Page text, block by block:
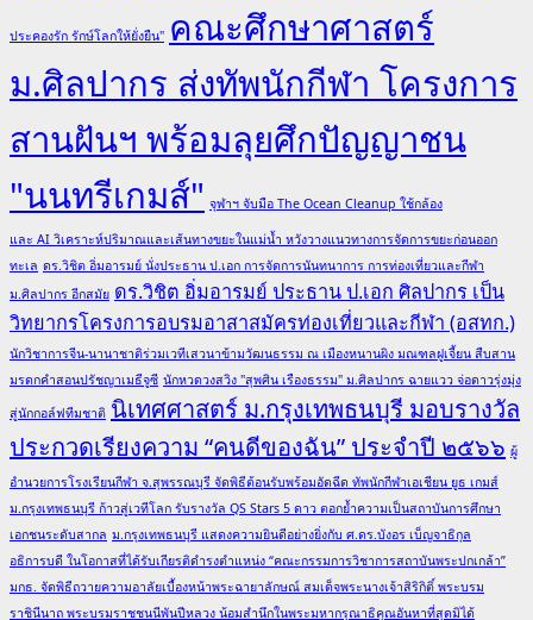
ประคองรัก รักษ์โลกให้ยั่งยืน" คณะศึกษาศาสตร์
ม.ศิลปากร ส่งทัพนักกีฬา โครงการ
สานฝันฯ พร้อมลุยศึกปัญญาชน
"นนทรีเกมส์" จุฬาฯ จับมือ The Ocean Cleanup ใช้กล้อง
และ AI วิเคราะห์ปริมาณและเส้นทางขยะในแม่น้ำ หวังวางแนวทางการจัดการขยะก่อนออก
ทะเล ดร.วิชิต อิ่มอารมย์ นั่งประธาน ป.เอก การจัดการนันทนาการ การท่องเที่ยวและกีฬา
ม.ศิลปากร อีกสมัย ดร.วิชิต อิ่มอารมย์ ประธาน ป.เอก ศิลปากร เป็น
วิทยากรโครงการอบรมอาสาสมัครท่องเที่ยวและกีฬา (อสทก.)
นักวิชาการจีน-นานาชาติร่วมเวทีเสวนาข้ามวัฒนธรรม ณ เมืองหนานผิง มณฑลฝูเจี้ยน สืบสาน
มรดกคำสอนปรัชญาเมธีจูซี นักหวดวงสวิง "สุพศิน เรืองธรรม" ม.ศิลปากร ฉายแวว จ่อดาวรุ่งมุ่ง
สู่นักกอล์ฟทีมชาติ นิเทศศาสตร์ ม.กรุงเทพธนบุรี มอบรางวัล
ประกวดเรียงความ “คนดีของฉัน” ประจำปี ๒๕๖๖ ผู้
อำนวยการโรงเรียนกีฬา จ.สุพรรณบุรี จัดพิธีต้อนรับพร้อมอัดฉีด ทัพนักกีฬาเอเชียน ยูธ เกมส์
ม.กรุงเทพธนบุรี ก้าวสู่เวทีโลก รับรางวัล QS Stars 5 ดาว ตอกย้ำความเป็นสถาบันการศึกษา
เอกชนระดับสากล ม.กรุงเทพธนบุรี แสดงความยินดีอย่างยิ่งกับ ศ.ดร.บังอร เบ็ญจาธิกุล
อธิการบดี ในโอกาสที่ได้รับเกียรติดำรงตำแหน่ง “คณะกรรมการวิชาการสถาบันพระปกเกล้า”
มกธ. จัดพิธีถวายความอาลัยเบื้องหน้าพระฉายาลักษณ์ สมเด็จพระนางเจ้าสิริกิติ์ พระบรม
ราชินีนาถ พระบรมราชชนนีพันปีหลวง น้อมสำนึกในพระมหากรุณาธิคุณอันหาที่สุดมิได้